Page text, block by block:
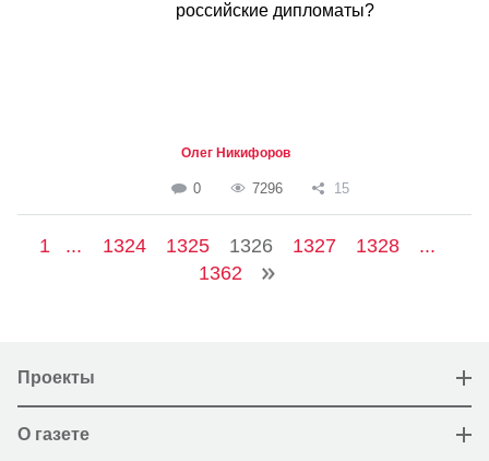
российские дипломаты?
Олег Никифоров
0 7296 15
1 ... 1324 1325 1326 1327 1328
...
1362
Проекты
О газете